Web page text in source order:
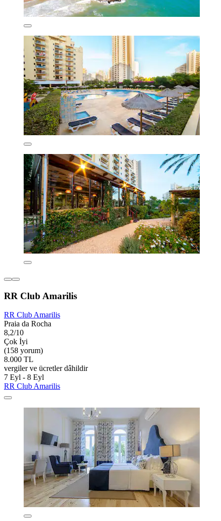
RR Club Amarilis
RR Club Amarilis
Praia da Rocha
8,2/10
Çok İyi
(158 yorum)
8.000 TL
vergiler ve ücretler dâhildir
7 Eyl - 8 Eyl
RR Club Amarilis